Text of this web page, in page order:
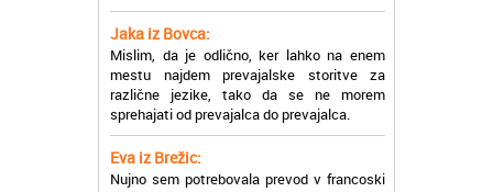
Jaka iz Bovca:
Mislim, da je odlično, ker lahko na enem
mestu najdem prevajalske storitve za
različne jezike, tako da se ne morem
sprehajati od prevajalca do prevajalca.
Eva iz Brežic:
Nujno sem potrebovala prevod v francoski
jezik, na spletu sem našla Oxford, jih